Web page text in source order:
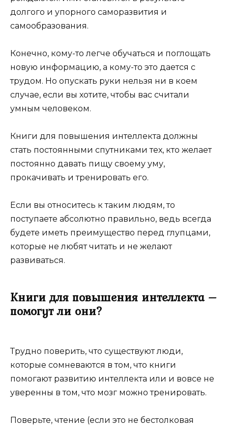
долгого и упорного саморазвития и
самообразования.
Конечно, кому-то легче обучаться и поглощать
новую информацию, а кому-то это дается с
трудом. Но опускать руки нельзя ни в коем
случае, если вы хотите, чтобы вас считали
умным человеком.
Книги для повышения интеллекта должны
стать постоянными спутниками тех, кто желает
постоянно давать пищу своему уму,
прокачивать и тренировать его.
Если вы относитесь к таким людям, то
поступаете абсолютно правильно, ведь всегда
будете иметь преимущество перед глупцами,
которые не любят читать и не желают
развиваться.
Книги для повышения интеллекта –
помогут ли они?
Трудно поверить, что существуют люди,
которые сомневаются в том, что книги
помогают развитию интеллекта или и вовсе не
уверенны в том, что мозг можно тренировать.
Поверьте, чтение (если это не бестолковая